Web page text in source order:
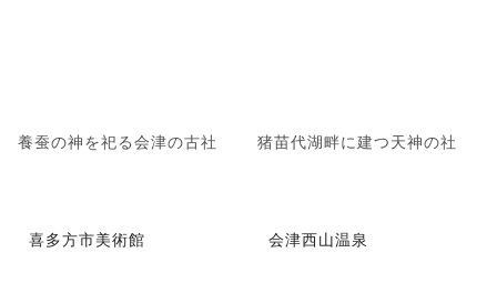
養蚕の神を祀る会津の古社 猪苗代湖畔に建つ天神の社
喜多方市美術館 会津西山温泉